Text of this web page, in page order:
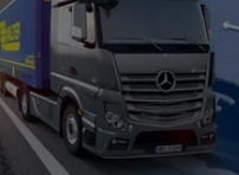
Централна Азия
Русия
Близък Изток